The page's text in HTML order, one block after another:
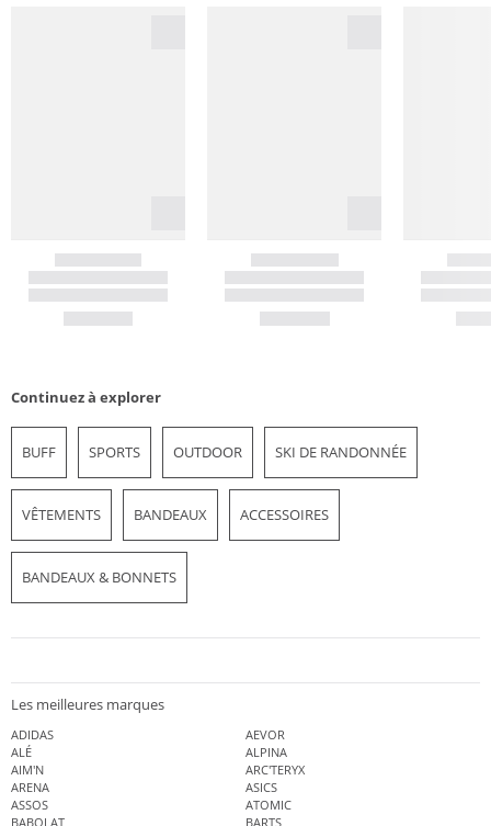
Continuez à explorer
BUFF SPORTS OUTDOOR SKI DE RANDONNÉE
VÊTEMENTS BANDEAUX ACCESSOIRES
BANDEAUX & BONNETS
Les meilleures marques
ADIDAS
AEVOR
ALÉ
ALPINA
AIM'N
ARC'TERYX
ARENA
ASICS
ASSOS
ATOMIC
BABOLAT
BARTS